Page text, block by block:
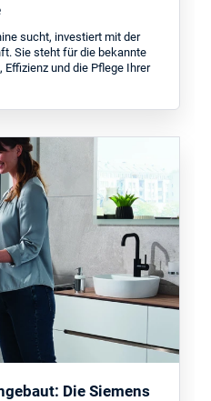
sucht, investiert mit der
Sie steht für die bekannte
und die Pflege Ihrer
Die Siemens